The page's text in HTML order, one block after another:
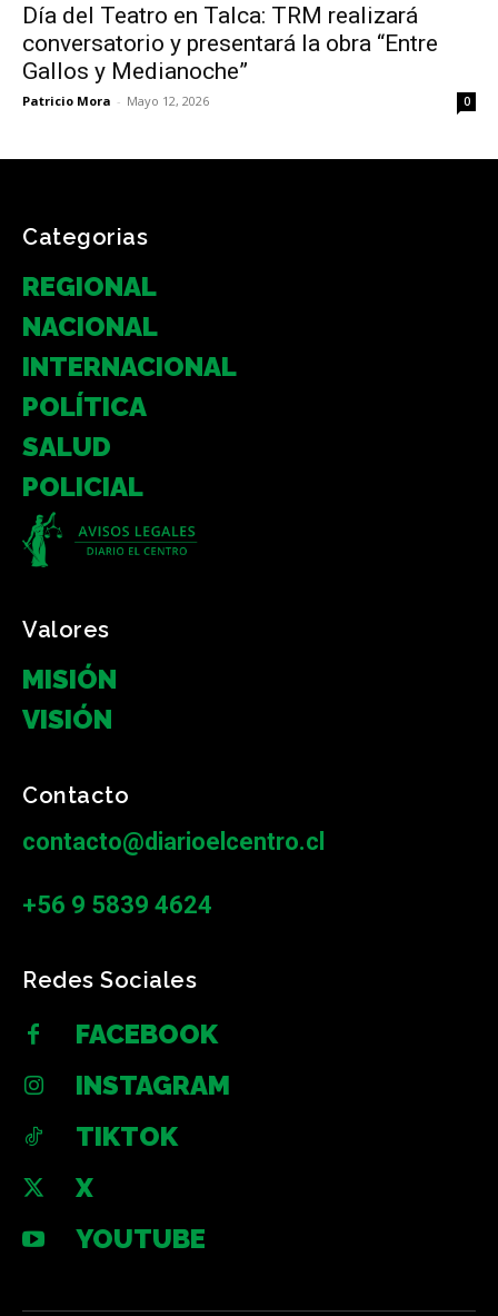
Día del Teatro en Talca: TRM realizará
conversatorio y presentará la obra “Entre
Gallos y Medianoche”
Patricio Mora - Mayo 12, 2026 0
Categorias
REGIONAL
NACIONAL
INTERNACIONAL
POLÍTICA
SALUD
POLICIAL
Valores
MISIÓN
VISIÓN
Contacto
contacto@diarioelcentro.cl
+56 9 5839 4624
Redes Sociales
FACEBOOK
INSTAGRAM
TIKTOK
X
YOUTUBE